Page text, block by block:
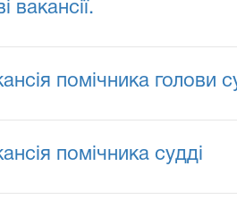
вакансії.
помічника голови
помічника судді